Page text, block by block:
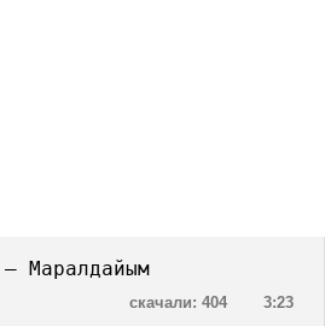
Маралдайым
3:23
скачали: 404